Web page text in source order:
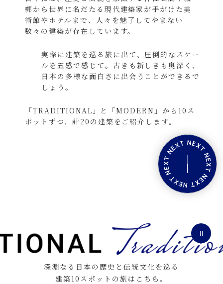
郭から世界に名だたる 現代建築家が手がけた美
術館やホテルまで、
人々を魅了してやまない
数々の建築が存在しています。
実際に建築を巡る旅に出て、 圧倒的なスケー
ルを五感で感じて。 古きも新しきも奥深く、
日本の多様な面白さに出会うことができるで
しょう。
「TRADITIONAL」と「MODERN」から 10ス
ポットずつ、 計20の建築をご紹介します。
段
伝
統
覧
へ
移
動
深淵なる日本の歴史と伝統文化を巡る
建築10スポットの旅はこちら。